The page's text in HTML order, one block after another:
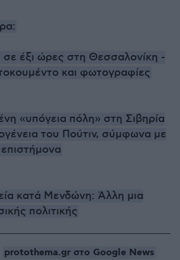
σε έξι ώρες στη Θεσσαλονίκη -
και φωτογραφίες
«υπόγεια πόλη» στη Σιβηρία
του Πούτιν, σύμφωνα με
κατά Μενδώνη: Άλλη μια
πολιτικής
protothema.gr στο Google News